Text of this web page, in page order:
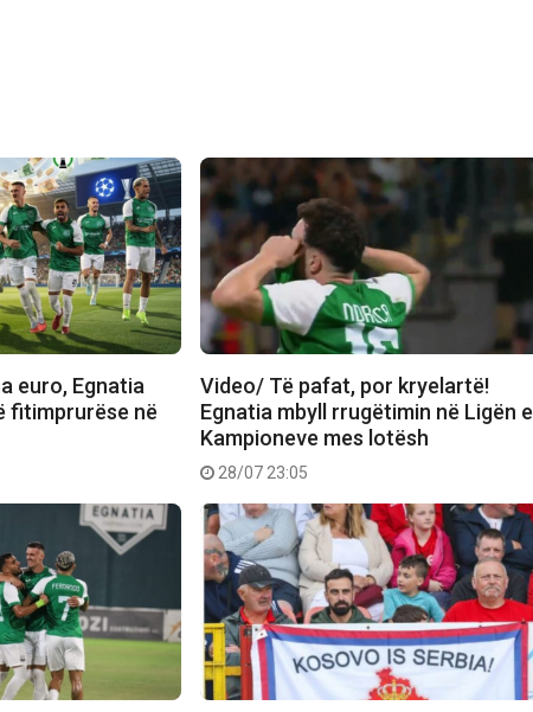
euro, Egnatia
fitimprurëse në
Video/ Të pafat, por kryelartë!
Egnatia mbyll rrugëtimin në Ligën e
Kampioneve mes lotësh
28/07 23:05